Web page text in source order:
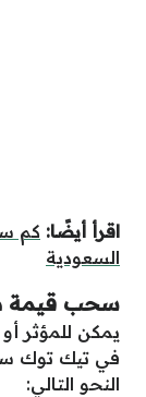
اقرأ أيضًا: كم
السعودية
سحب قيمة
يمكن للمؤثر
في تيك توك
النحو التالي: